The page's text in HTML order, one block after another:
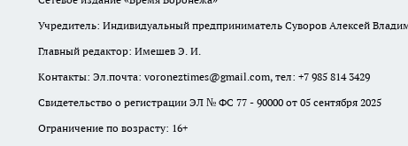
Учредитель: Индивидуальный предприниматель Суворов Алексей
Главный редактор: Имешев Э. И.
Контакты: Эл.почта: voroneztimes@gmail.com, тел: +7 985 814 3429
Свидетельство о регистрации ЭЛ № ФС 77 - 90000 от 05 сентября 2025
Ограничение по возрасту: 16+